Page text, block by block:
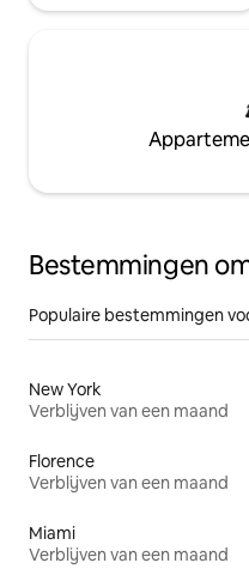
Bestemmingen
Populaire bestemmingen
New York
Verblijven van een maand
Florence
Verblijven van een maand
Miami
Verblijven van een maand